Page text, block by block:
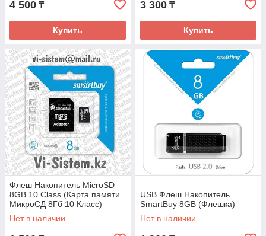
4 500 ₸
Купить
3 300 ₸
Купить
Флеш Накопитель MicroSD
8GB 10 Class (Карта памяти
МикроСД 8Гб 10 Класс)
Нет в наличии
USB Флеш Накопитель
SmartBuy 8GB (Флешка)
Нет в наличии